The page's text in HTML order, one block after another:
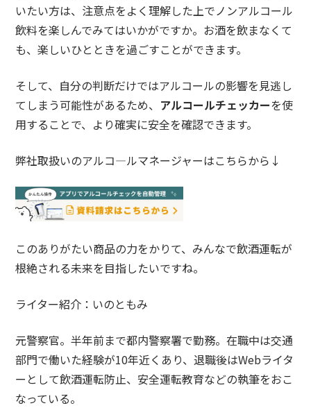
いたい方は、注意点をよく理解した上でノンアルコール
飲料を楽しんでみてはいかがですか。お酒を飲まなくて
も、楽しいひとときを過ごすことができます。
そして、自分の判断だけではアルコールの影響を見逃し
てしまう可能性があるため、 アルコールチェッカーを使
用することで、より確実に安全を確認できます。
弊社取扱いのアルコ―ルマネージャーはこちらから↓
このありがたい商品の力をかりて、みんなで飲酒運転が
根絶される未来を目指したいですね。
ライター紹介：いのともみ
元警察官。半年前まで都内警察署で勤務。在職中は交通
部門で働いた経験が10年近くあり、退職後はWebライタ
ーとして飲酒運転防止、安全運転教育などの執筆をおこ
なっている。